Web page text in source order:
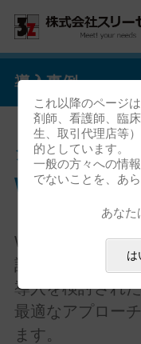
導入事例
クリニック
WATARUの
WATARUをご導
話しを伺いました
導入を検討され
最適なアプロー
ます。
これ以降のページ
剤師、看護師、臨
生、取引代理店等
的としています。
一般の方々への情
でないことを、あ
あなた
は